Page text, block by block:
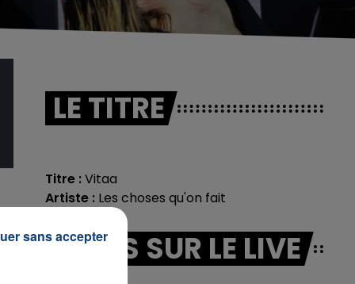
LE TITRE
Titre :Vitaa
Artiste : Les choses qu'on fait
INFOS SUR LE LIVE
sans accepter